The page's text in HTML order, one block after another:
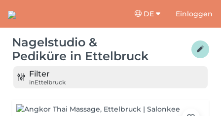
DE Einloggen
Nagelstudio &
Pediküre in Ettelbruck
Filter
inEttelbruck